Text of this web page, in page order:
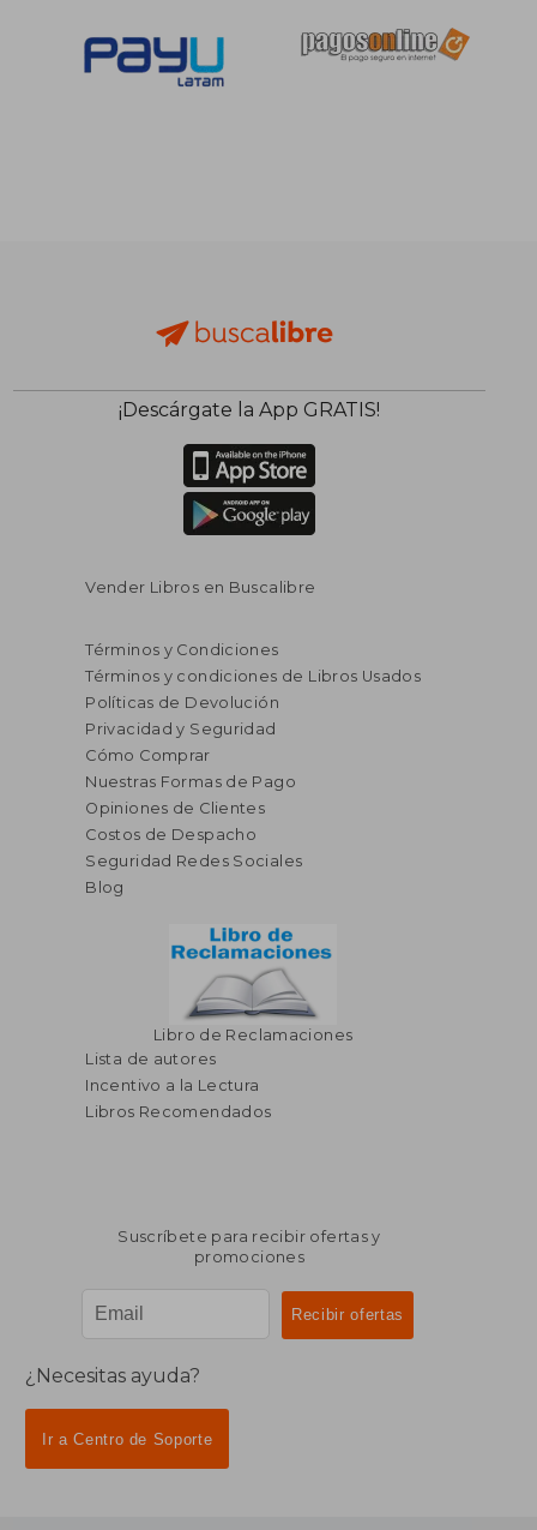
¡Descárgate la App GRATIS!
Vender Libros en Buscalibre
Términos y Condiciones
Términos y condiciones de Libros Usados
Políticas de Devolución
Privacidad y Seguridad
Cómo Comprar
Nuestras Formas de Pago
Opiniones de Clientes
Costos de Despacho
Seguridad Redes Sociales
Blog
Libro de Reclamaciones
Lista de autores
Incentivo a la Lectura
Libros Recomendados
Suscríbete para recibir ofertas y
promociones
¿Necesitas ayuda?
Ir a Centro de Soporte